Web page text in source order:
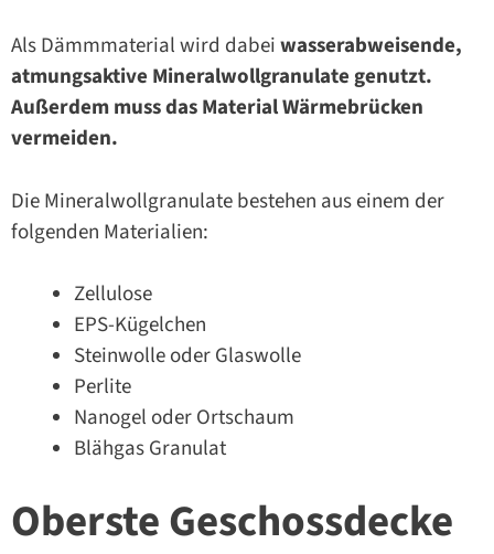
Als Dämmmaterial wird dabeiwasserabweisende,
atmungsaktive Mineralwollgranulate genutzt.
Außerdem muss das Material Wärmebrücken
vermeiden.
Die Mineralwollgranulate bestehen aus einem der
folgenden Materialien:
Zellulose
EPS-Kügelchen
Steinwolle oder Glaswolle
Perlite
Nanogel oder Ortschaum
Blähgas Granulat
Oberste Geschossdecke